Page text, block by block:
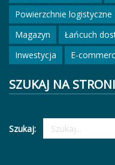
Powierzchnie logistyczne
Magazyn
Łańcuch
Inwestycja
E-
SZUKAJ NA
Szukaj: